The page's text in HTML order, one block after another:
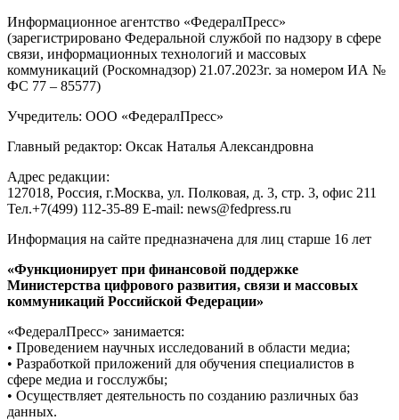
Информационное агентство «ФедералПресс»
(зарегистрировано Федеральной службой по надзору в сфере
связи, информационных технологий и массовых
коммуникаций (Роскомнадзор) 21.07.2023г. за номером ИА №
ФС 77 – 85577)
Учредитель: ООО «ФедералПресс»
Главный редактор: Оксак Наталья Александровна
Адрес редакции:
127018, Россия, г.Москва, ул. Полковая, д. 3, стр. 3, офис 211
Тел.+7(499) 112-35-89 E-mail: news@fedpress.ru
Информация на сайте предназначена для лиц старше 16 лет
«Функционирует при финансовой поддержке
Министерства цифрового развития, связи и массовых
коммуникаций Российской Федерации»
«ФедералПресс» занимается:
• Проведением научных исследований в области медиа;
• Разработкой приложений для обучения специалистов в
сфере медиа и госслужбы;
• Осуществляет деятельность по созданию различных баз
данных.